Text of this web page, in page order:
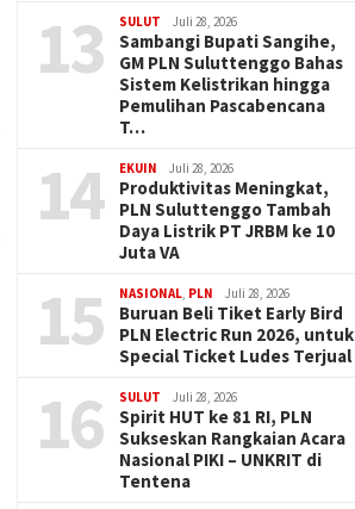
13 SULUT Juli 28, 2026
Sambangi Bupati Sangihe,
GM PLN Suluttenggo Bahas
Sistem Kelistrikan hingga
Pemulihan Pascabencana
T…
14 EKUIN Juli 28, 2026
Produktivitas Meningkat,
PLN Suluttenggo Tambah
Daya Listrik PT JRBM ke 10
Juta VA
15 NASIONAL PLN Juli 28, 2026
Buruan Beli Tiket Early Bird
PLN Electric Run 2026, untuk
Special Ticket Ludes Terjual
16 SULUT Juli 28, 2026
Spirit HUT ke 81 RI, PLN
Sukseskan Rangkaian Acara
Nasional PIKI – UNKRIT di
Tentena